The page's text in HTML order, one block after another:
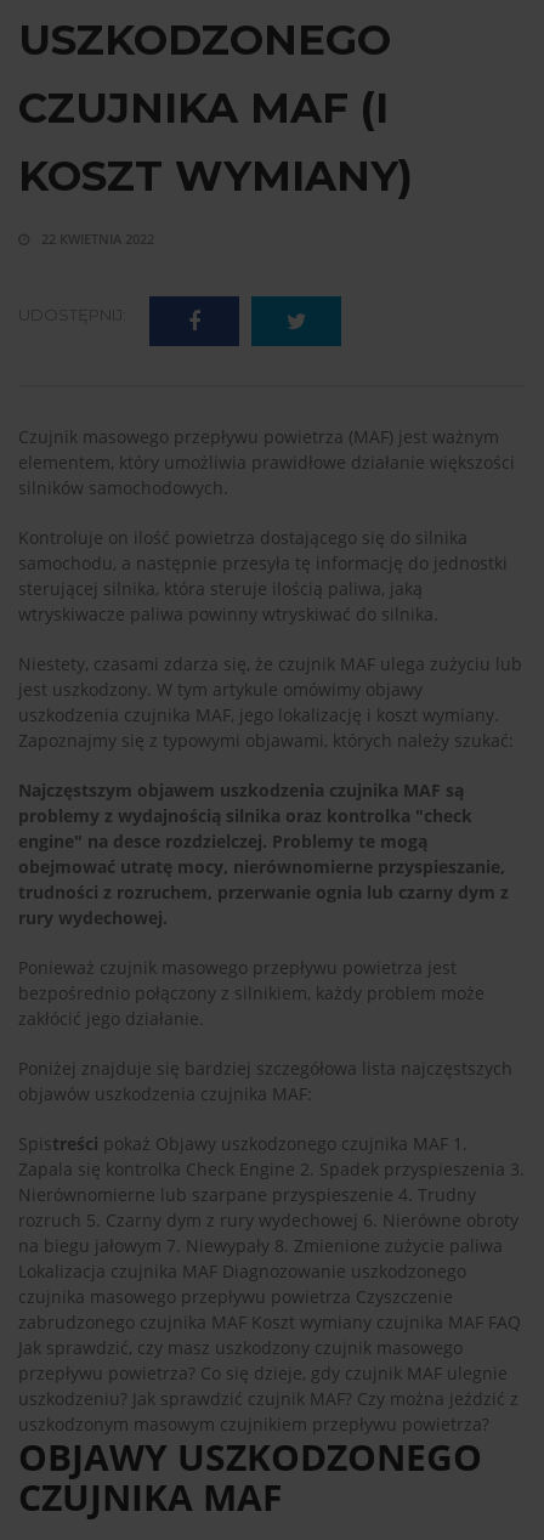
USZKODZONEGO
CZUJNIKA MAF (I
KOSZT WYMIANY)
22 KWIETNIA 2022
UDOSTĘPNIJ:
Czujnik masowego przepływu powietrza (MAF) jest ważnym
elementem, który umożliwia prawidłowe działanie większości
silników samochodowych.
Kontroluje on ilość powietrza dostającego się do silnika
samochodu, a następnie przesyła tę informację do jednostki
sterującej silnika, która steruje ilością paliwa, jaką
wtryskiwacze paliwa powinny wtryskiwać do silnika.
Niestety, czasami zdarza się, że czujnik MAF ulega zużyciu lub
jest uszkodzony. W tym artykule omówimy objawy
uszkodzenia czujnika MAF, jego lokalizację i koszt wymiany.
Zapoznajmy się z typowymi objawami, których należy szukać:
Najczęstszym objawem uszkodzenia czujnika MAF są
problemy z wydajnością silnika oraz kontrolka "check
engine" na desce rozdzielczej. Problemy te mogą
obejmować utratę mocy, nierównomierne przyspieszanie,
trudności z rozruchem, przerwanie ognia lub czarny dym z
rury wydechowej.
Ponieważ czujnik masowego przepływu powietrza jest
bezpośrednio połączony z silnikiem, każdy problem może
zakłócić jego działanie.
Poniżej znajduje się bardziej szczegółowa lista najczęstszych
objawów uszkodzenia czujnika MAF:
Spistreści pokaż Objawy uszkodzonego czujnika MAF 1.
Zapala się kontrolka Check Engine 2. Spadek przyspieszenia 3.
Nierównomierne lub szarpane przyspieszenie 4. Trudny
rozruch 5. Czarny dym z rury wydechowej 6. Nierówne obroty
na biegu jałowym 7. Niewypały 8. Zmienione zużycie paliwa
Lokalizacja czujnika MAF Diagnozowanie uszkodzonego
czujnika masowego przepływu powietrza Czyszczenie
zabrudzonego czujnika MAF Koszt wymiany czujnika MAF FAQ
Jak sprawdzić, czy masz uszkodzony czujnik masowego
przepływu powietrza? Co się dzieje, gdy czujnik MAF ulegnie
uszkodzeniu? Jak sprawdzić czujnik MAF? Czy można jeździć z
uszkodzonym masowym czujnikiem przepływu powietrza?
OBJAWY USZKODZONEGO
CZUJNIKA MAF